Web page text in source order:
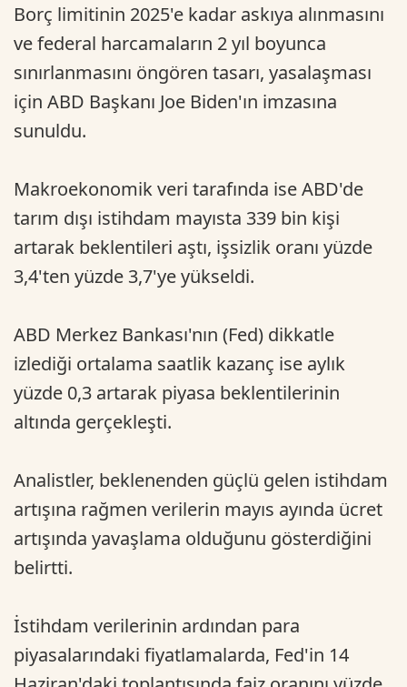
Borç limitinin 2025'e kadar askıya alınmasını
ve federal harcamaların 2 yıl boyunca
sınırlanmasını öngören tasarı, yasalaşması
için ABD Başkanı Joe Biden'ın imzasına
sunuldu.
Makroekonomik veri tarafında ise ABD'de
tarım dışı istihdam mayısta 339 bin kişi
artarak beklentileri aştı, işsizlik oranı yüzde
3,4'ten yüzde 3,7'ye yükseldi.
ABD Merkez Bankası'nın (Fed) dikkatle
izlediği ortalama saatlik kazanç ise aylık
yüzde 0,3 artarak piyasa beklentilerinin
altında gerçekleşti.
Analistler, beklenenden güçlü gelen istihdam
artışına rağmen verilerin mayıs ayında ücret
artışında yavaşlama olduğunu gösterdiğini
belirtti.
İstihdam verilerinin ardından para
piyasalarındaki fiyatlamalarda, Fed'in 14